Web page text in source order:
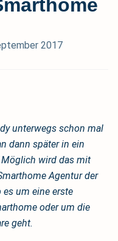
2017
unterwegs schon mal
dann später in ein
wird das mit
Agentur der
um eine erste
oder um die
geht.